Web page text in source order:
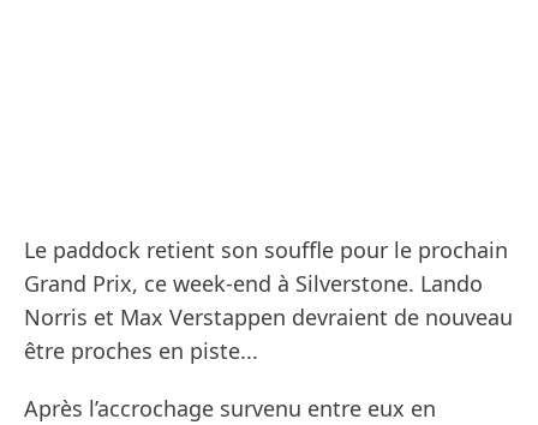
Le paddock retient son souffle pour le prochain
Grand Prix, ce week-end à Silverstone. Lando
Norris et Max Verstappen devraient de nouveau
être proches en piste...
Après l’accrochage survenu entre eux en